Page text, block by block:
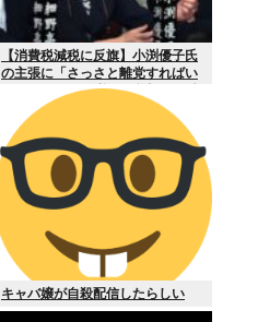
【消費税減税に反旗】小渕優子氏
の主張に「さっさと離党すればい
いのに」SNSで逆風…父親から続
く「消費税の系譜」とは
キャバ嬢が自殺配信したらしい